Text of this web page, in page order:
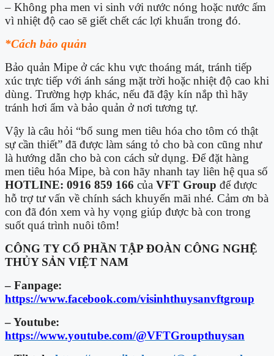
– Không pha men vi sinh với nước nóng hoặc nước ấm
vì nhiệt độ cao sẽ giết chết các lợi khuẩn trong đó.
*Cách bảo quản
Bảo quản Mipe ở các khu vực thoáng mát, tránh tiếp
xúc trực tiếp với ánh sáng mặt trời hoặc nhiệt độ cao khi
dùng. Trường hợp khác, nếu đã đậy kín nắp thì hãy
tránh hơi ẩm và bảo quản ở nơi tương tự.
Vậy là câu hỏi “bổ sung men tiêu hóa cho tôm có thật
sự cần thiết” đã được làm sáng tỏ cho bà con cũng như
là hướng dẫn cho bà con cách sử dụng. Để đặt hàng
men tiêu hóa Mipe, bà con hãy nhanh tay liên hệ qua số
HOTLINE: 0916 859 166 của VFT Group để được
hỗ trợ tư vấn về chính sách khuyến mãi nhé. Cảm ơn bà
con đã đón xem và hy vọng giúp được bà con trong
suốt quá trình nuôi tôm!
CÔNG TY CỔ PHẦN TẬP ĐOÀN CÔNG NGHỆ
THỦY SẢN VIỆT NAM
– Fanpage:
https://www.facebook.com/visinhthuysanvftgroup
– Youtube:
https://www.youtube.com/@VFTGroupthuysan